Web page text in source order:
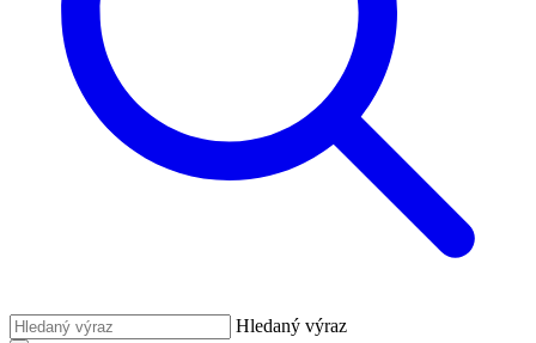
Hledaný výraz